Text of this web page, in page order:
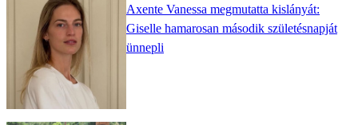
Axente Vanessa megmutatta kislányát:
Giselle hamarosan második születésnapját
ünnepli